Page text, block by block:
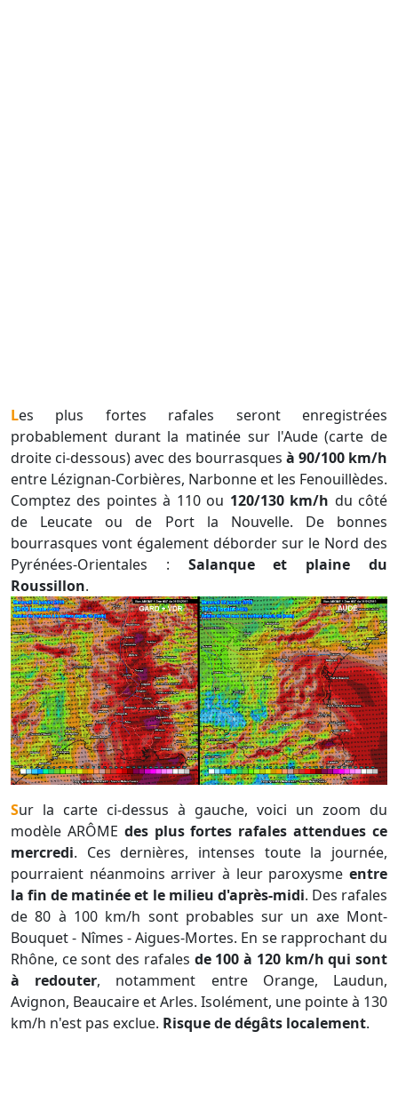
Les plus fortes rafales seront enregistrées
probablement durant la matinée sur l'Aude (carte de
droite ci-dessous) avec des bourrasques à 90/100 km/h
entre Lézignan-Corbières, Narbonne et les Fenouillèdes.
Comptez des pointes à 110 ou 120/130 km/h du côté
de Leucate ou de Port la Nouvelle. De bonnes
bourrasques vont également déborder sur le Nord des
Pyrénées-Orientales : Salanque et plaine du
Roussillon.
Sur la carte ci-dessus à gauche, voici un zoom du
modèle ARÔME des plus fortes rafales attendues ce
mercredi. Ces dernières, intenses toute la journée,
pourraient néanmoins arriver à leur paroxysme entre
la fin de matinée et le milieu d'après-midi. Des rafales
de 80 à 100 km/h sont probables sur un axe Mont-
Bouquet - Nîmes - Aigues-Mortes. En se rapprochant du
Rhône, ce sont des rafales de 100 à 120 km/h qui sont
à redouter, notamment entre Orange, Laudun,
Avignon, Beaucaire et Arles. Isolément, une pointe à 130
km/h n'est pas exclue. Risque de dégâts localement.